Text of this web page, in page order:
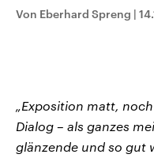
und Hintergründe zu den
Sendungen
Von Eberhard Spreng |
„Exposition matt,
Dialog – als ganzes
glänzende und so gut